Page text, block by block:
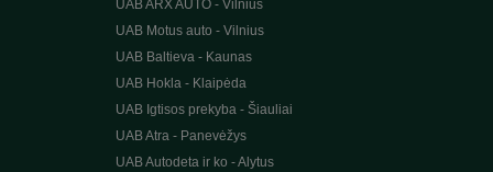
UAB ARX AUTO - Vilnius
UAB Motus auto - Vilnius
UAB Baltieva - Kaunas
UAB Hokla - Klaipėda
UAB Igtisos prekyba - Šiauliai
UAB Atra - Panevėžys
UAB Autodeta ir ko - Alytus